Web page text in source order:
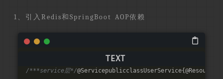
1、引入Redis和SpringBoot AOP依赖
/***service层*/